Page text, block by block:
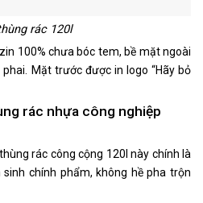
rác 120l
100% chưa bóc tem, bề mặt ngoài
Mặt trước được in logo “Hãy bỏ
rác nhựa công nghiệp
rác công cộng 120l này chính là
chính phẩm, không hề pha trộn